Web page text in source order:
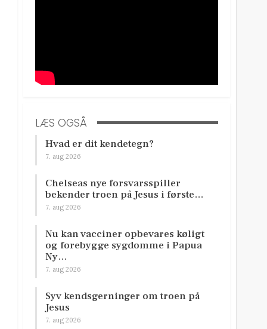
LÆS OGSÅ
Hvad er dit kendetegn?
7. aug 2026
Chelseas nye forsvarsspiller
bekender troen på Jesus i første…
7. aug 2026
Nu kan vacciner opbevares køligt
og forebygge sygdomme i Papua
Ny…
7. aug 2026
Syv kendsgerninger om troen på
Jesus
7. aug 2026